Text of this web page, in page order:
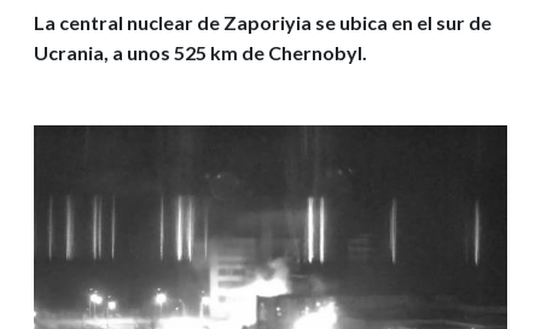
La central nuclear de Zaporiyia se ubica en el sur de
Ucrania, a unos 525 km de Chernobyl.